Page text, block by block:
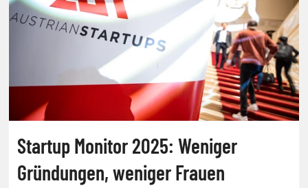
Startup Monitor 2025: Weniger
Gründungen, weniger Frauen